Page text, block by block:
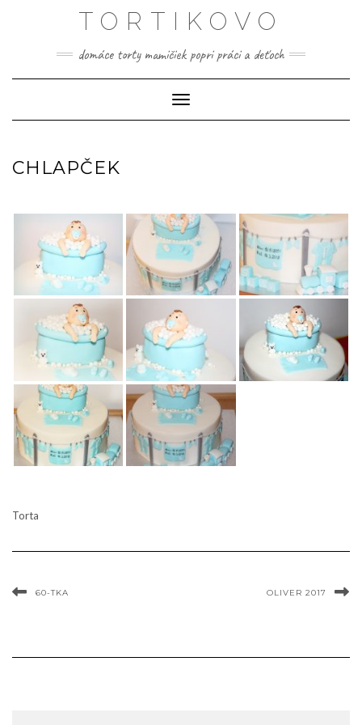
TORTIKOVO
domáce torty mamičiek popri práci a deťoch
Toggle Navigation
CHLAPČEK
Torta
60-TKA OLIVER 2017